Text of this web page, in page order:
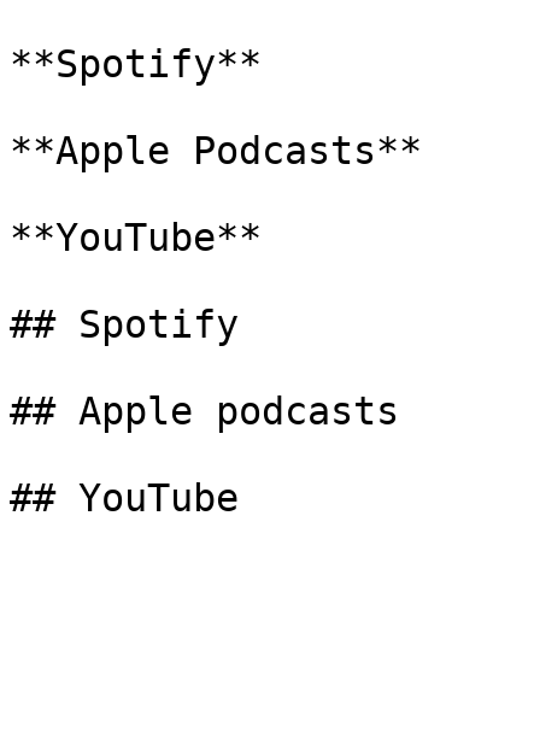
**Spotify**
**Apple Podcasts**
**YouTube**
## Spotify
## Apple podcasts